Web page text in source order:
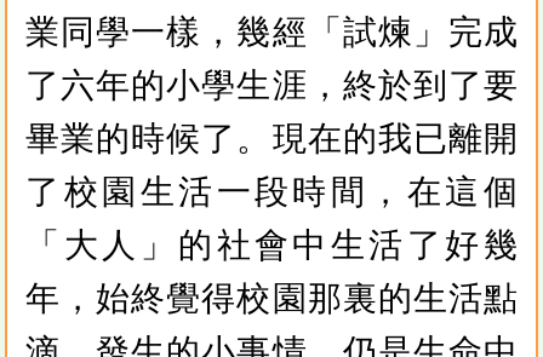
業同學一樣，幾經「試煉」完成
了六年的小學生涯，終於到了要
畢業的時候了。現在的我已離開
了校園生活一段時間，在這個
「大人」的社會中生活了好幾
年，始終覺得校園那裏的生活點